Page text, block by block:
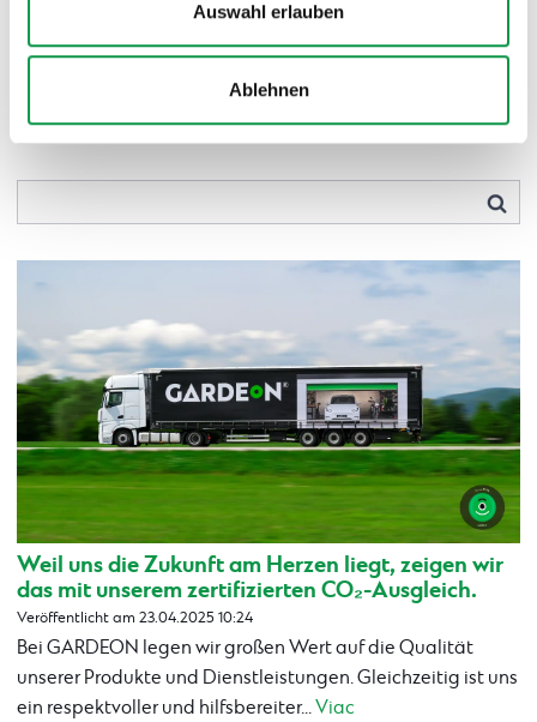
Auswahl erlauben
Ablehnen
Unsere TOP-Realisierungen: Inspirationen von Kunden
Sonstiges
Weil uns die Zukunft am Herzen liegt, zeigen wir
das mit unserem zertifizierten CO₂-Ausgleich.
Veröffentlicht am 23.04.2025 10:24
Bei GARDEON legen wir großen Wert auf die Qualität
unserer Produkte und Dienstleistungen. Gleichzeitig ist uns
ein respektvoller und hilfsbereiter...Viac